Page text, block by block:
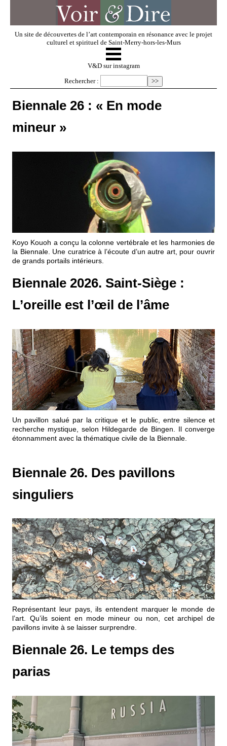
Un site de découvertes de l’art contemporain en résonance avec le projet
culturel et spirituel de Saint-Merry-hors-les-Murs
V & D
Regarder
Dossiers
Événements
Cousinages
☰
V&D sur instagram
Rechercher :
Biennale 26 : « En mode
mineur »
Koyo Kouoh a conçu la colonne vertébrale et les harmonies de
la Biennale. Une curatrice à l’écoute d’un autre art, pour ouvrir
de grands portails intérieurs.
Biennale 2026. Saint-Siège :
L’oreille est l’œil de l’âme
Un pavillon salué par la critique et le public, entre silence et
recherche mystique, selon Hildegarde de Bingen. Il converge
étonnamment avec la thématique civile de la Biennale.
Biennale 26. Des pavillons
singuliers
Représentant leur pays, ils entendent marquer le monde de
l’art. Qu’ils soient en mode mineur ou non, cet archipel de
pavillons invite à se laisser surprendre.
Biennale 26. Le temps des
parias